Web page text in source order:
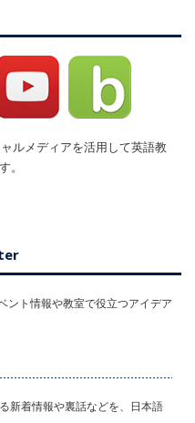
ルメディアを活用して英語教
。
ント情報や教室で役立つアイデア
新着情報や裏話などを、日本語